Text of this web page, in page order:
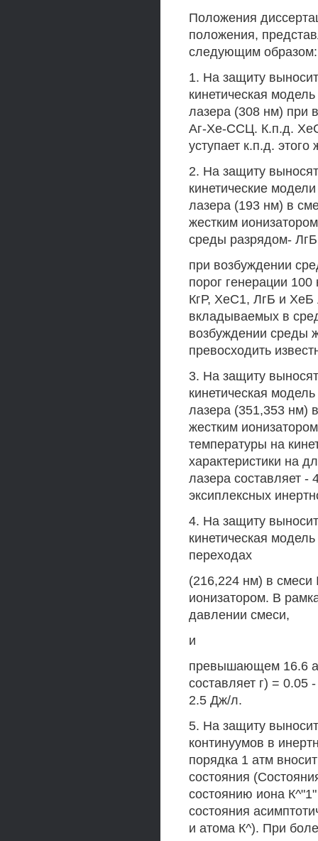
Положения
положения,
следующим образом:
1. На защиту
кинетическая
лазера (308 нм) при
Аг-Хе-ССЦ. К.п.д.
уступает к.п.д.
2. На защиту
кинетические
лазера (193 нм) в
жестким
среды разрядом-
при возбуждении
порог генерации
КгР, ХеС1, ЛгБ и
вкладываемых в
возбуждении среды
превосходить
3. На защиту
кинетическая
лазера (351,353
жестким
температуры на
характеристики на
лазера составляет -
эксиплексных
4. На защиту
кинетическая
переходах
(216,224 нм) в
ионизатором. В
давлении смеси,
и
превышающем 16.6
составляет г) = 0.05
2.5 Дж/л.
5. На защиту
континуумов в
порядка 1 атм
состояния
состоянию иона
состояния
и атома К^). При